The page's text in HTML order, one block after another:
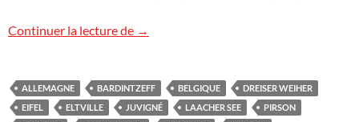
Continuer la lecture de Le mystère du tephra de Rocourt
→
ALLEMAGNE BARDINTZEFF BELGIQUE
DREISER WEIHER
EIFEL
ELTVILLE JUVIGNÉ LAACHER SEE
PIRSON